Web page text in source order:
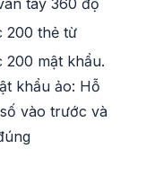
tay 360 độ
200 thẻ từ
200 mật khẩu.
khẩu ảo: Hỗ
vào trước và